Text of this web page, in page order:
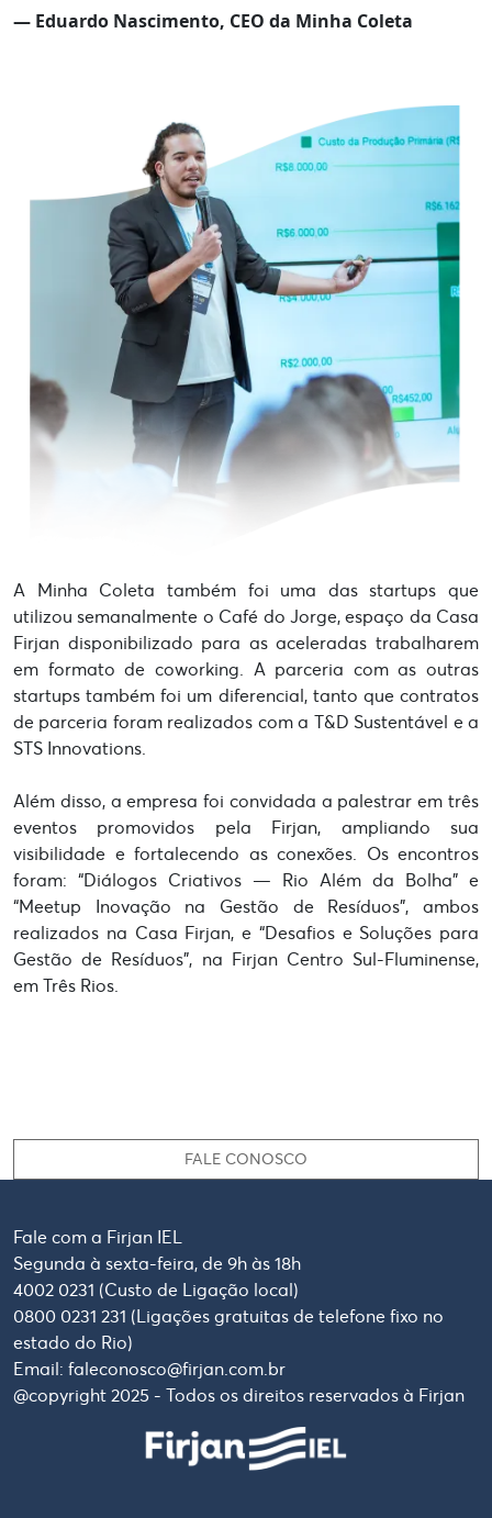
— Eduardo Nascimento, CEO da Minha Coleta
A Minha Coleta também foi uma das startups que
utilizou semanalmente o Café do Jorge, espaço da Casa
Firjan disponibilizado para as aceleradas trabalharem
em formato de coworking. A parceria com as outras
startups também foi um diferencial, tanto que contratos
de parceria foram realizados com a T&D Sustentável e a
STS Innovations.
Além disso, a empresa foi convidada a palestrar em três
eventos promovidos pela Firjan, ampliando sua
visibilidade e fortalecendo as conexões. Os encontros
foram: “Diálogos Criativos — Rio Além da Bolha” e
“Meetup Inovação na Gestão de Resíduos”, ambos
realizados na Casa Firjan, e “Desafios e Soluções para
Gestão de Resíduos”, na Firjan Centro Sul-Fluminense,
em Três Rios.
FALE CONOSCO
Fale com a Firjan IEL
Segunda à sexta-feira, de 9h às 18h
4002 0231 (Custo de Ligação local)
0800 0231 231 (Ligações gratuitas de telefone fixo no
estado do Rio)
Email: faleconosco@firjan.com.br
@copyright 2025 - Todos os direitos reservados à Firjan